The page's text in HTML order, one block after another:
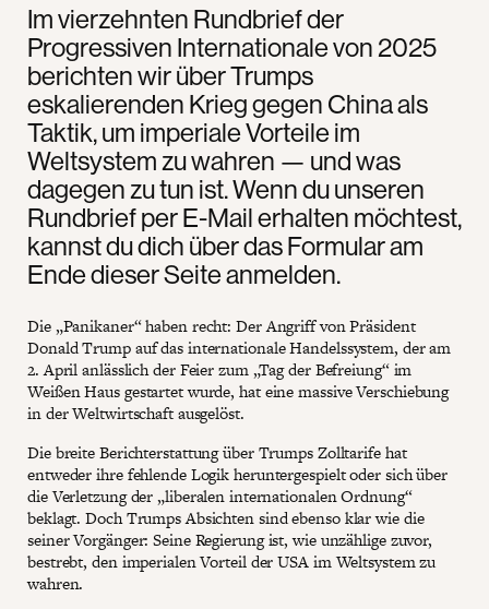
Im vierzehnten Rundbrief der
Progressiven Internationale von 2025
berichten wir über Trumps
eskalierenden Krieg gegen China als
Taktik, um imperiale Vorteile im
Weltsystem zu wahren — und was
dagegen zu tun ist. Wenn du unseren
Rundbrief per E-Mail erhalten möchtest,
kannst du dich über das Formular am
Ende dieser Seite anmelden.
Die „Panikaner“ haben recht: Der Angriff von Präsident
Donald Trump auf das internationale Handelssystem, der am
2. April anlässlich der Feier zum „Tag der Befreiung“ im
Weißen Haus gestartet wurde, hat eine massive Verschiebung
in der Weltwirtschaft ausgelöst.
Die breite Berichterstattung über Trumps Zolltarife hat
entweder ihre fehlende Logik heruntergespielt oder sich über
die Verletzung der „liberalen internationalen Ordnung“
beklagt. Doch Trumps Absichten sind ebenso klar wie die
seiner Vorgänger: Seine Regierung ist, wie unzählige zuvor,
bestrebt, den imperialen Vorteil der USA im Weltsystem zu
wahren.